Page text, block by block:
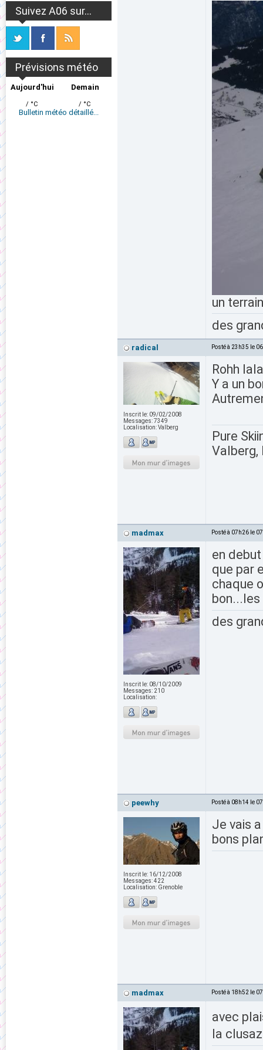
Suivez A06 sur...
Prévisions météo
Aujourd'hui
/ °C
Demain
/ °C
Bulletin météo détaillé...
un
des
radical Posté à 23h35 le
Inscrit le: 09/02/2008
Messages:7349
Localisation:Valberg
Rohh
Y a un
Pure
Valberg,
madmax Posté à 07h26 le
Inscrit le: 08/10/2009
Messages: 210
Localisation:
en
que par
chaque
des
peewhy Posté à 08h14 le
Inscrit le: 16/12/2008
Messages:422
Localisation: Grenoble
Je vais
bons
madmax Posté à 18h52 le
avec
la